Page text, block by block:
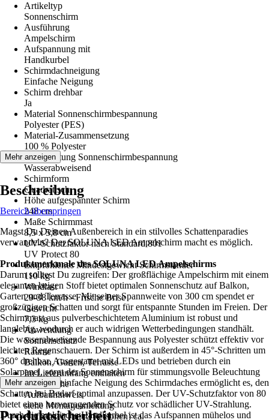
Artikeltyp
Sonnenschirm
Ausführung
Ampelschirm
Aufspannung mit
Handkurbel
Schirmdachneigung
Einfache Neigung
Schirm drehbar
Ja
Material Sonnenschirmbespannung
Polyester (PES)
Material-Zusammensetzung
100 % Polyester
Beschichtung Sonnenschirmbespannung
Wasserabweisend
Schirmform
Quadratisch
Höhe aufgespannter Schirm
248 cm
Maße Schirmmast
8,5 x 5,8 cm
UV-Schutzfaktor nach Standard 801
UV Protect 80
Empfohlenes Mindestgewicht Schirmständer
110 kg
Windlast
29-38 km/h - Frische Brise
Gewicht
7,3 kg
Anwendung
Sonnenschutz
Räume
Balkon, Garten, Terrasse
Im Lieferumfang enthalten
Tragetasche
Aufbauhinweis
siehe Montageanleitung
Aufbauzeit (mit 2 Personen) ca.
Mehr anzeigen
Beschreibung
Bereich überspringen
Magst Du Deinen Außenbereich in ein stilvolles Schattenparadies
verwandeln? Der SOLUNA LED Ampelschirm macht es möglich.
Produktmerkmale des SOLUNA LED Ampelschirms
Darum solltest Du zugreifen: Der großflächige Ampelschirm mit einem
eleganten beigen Stoff bietet optimalen Sonnenschutz auf Balkon,
Garten und Terrasse. Mit seiner Spannweite von 300 cm spendet er
großzügigen Schatten und sorgt für entspannte Stunden im Freien. Der
Schirmmast aus pulverbeschichtetem Aluminium ist robust und
langlebig, wodurch er auch widrigen Wetterbedingungen standhält.
Die wasserabweisende Bespannung aus Polyester schützt effektiv vor
leichten Regenschauern. Der Schirm ist außerdem in 45°-Schritten um
360° drehbar. Ausgestattet mit LEDs und betrieben durch ein
Solarpanel, sorgt der Sonnenschirm für stimmungsvolle Beleuchtung
am Abend. Die einfache Neigung des Schirmdaches ermöglicht es, den
Schatten bei Bedarf optimal anzupassen. Der UV-Schutzfaktor von 80
bietet einen hervorragenden Schutz vor schädlicher UV-Strahlung.
Durch die praktische Handkurbel ist das Aufspannen mühelos und
Mehr anzeigen
Produktsicherheit